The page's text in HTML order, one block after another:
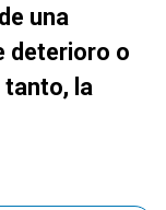
una
deterioro o
tanto, la